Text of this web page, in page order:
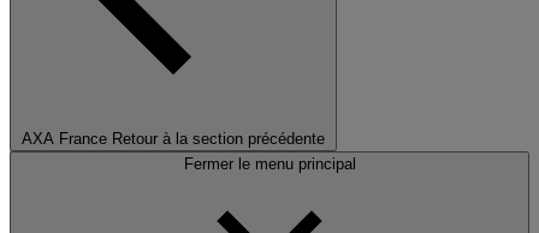
AXA France Retour à la section précédente
Fermer le menu principal